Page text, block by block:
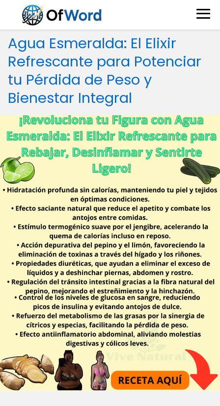
Agua Esmeralda: El Elixir
Refrescante para Potenciar
tu Pérdida de Peso y
Bienestar Integral